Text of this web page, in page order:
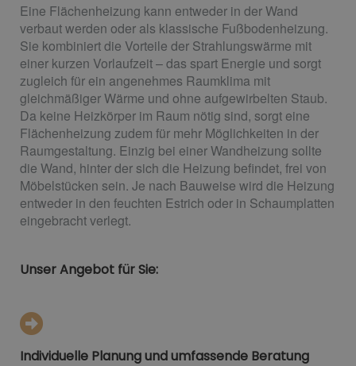
Eine Flächenheizung kann entweder in der Wand
verbaut werden oder als klassische Fußbodenheizung.
Sie kombiniert die Vorteile der Strahlungswärme mit
einer kurzen Vorlaufzeit – das spart Energie und sorgt
zugleich für ein angenehmes Raumklima mit
gleichmäßiger Wärme und ohne aufgewirbelten Staub.
Da keine Heizkörper im Raum nötig sind, sorgt eine
Flächenheizung zudem für mehr Möglichkeiten in der
Raumgestaltung. Einzig bei einer Wandheizung sollte
die Wand, hinter der sich die Heizung befindet, frei von
Möbelstücken sein. Je nach Bauweise wird die Heizung
entweder in den feuchten Estrich oder in Schaumplatten
eingebracht verlegt.
Unser Angebot für Sie:
Individuelle Planung und umfassende Beratung